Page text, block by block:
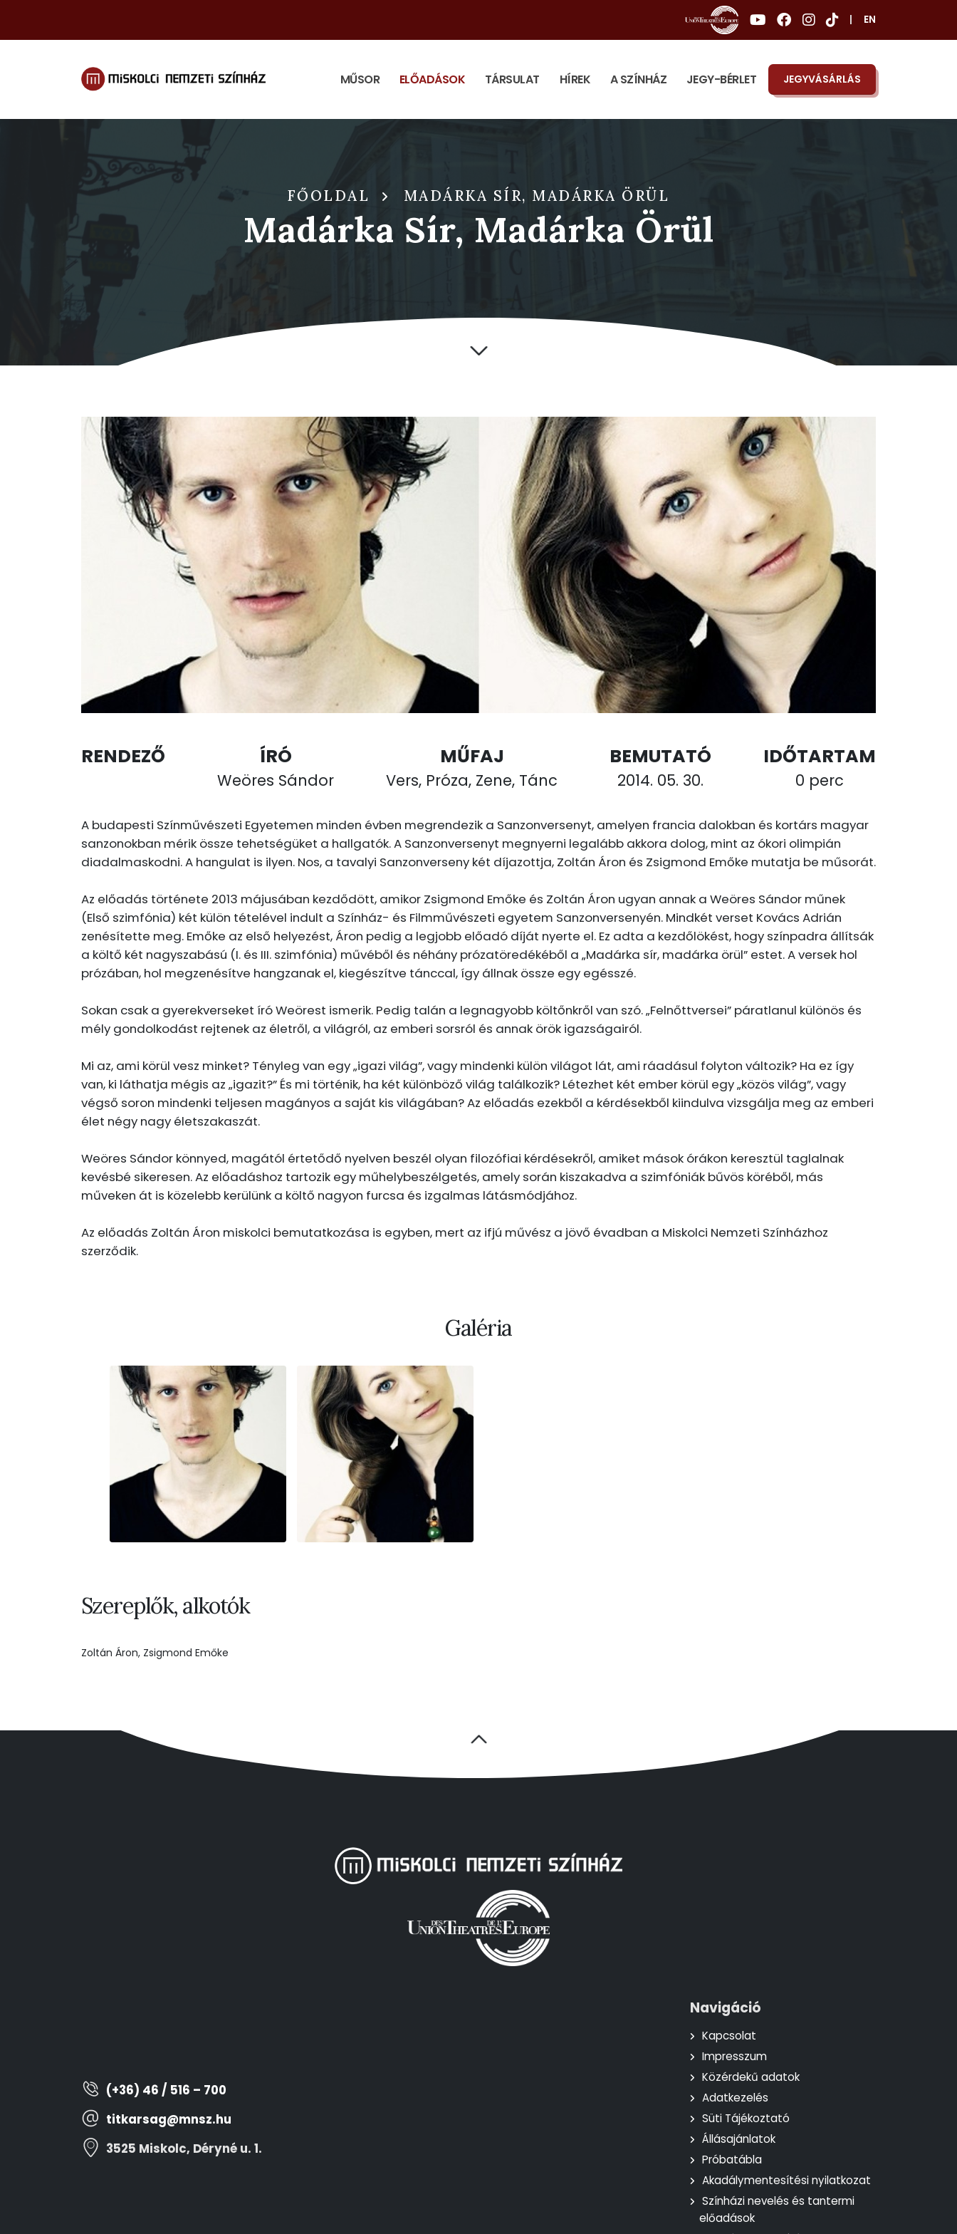
EN
MŰSOR ELŐADÁSOK TÁRSULAT HÍREK A SZÍNHÁZ JEGY-BÉRLET JEGYVÁSÁRLÁS
FŐOLDAL MADÁRKA SÍR, MADÁRKA ÖRÜL
Madárka Sír, Madárka Örül
RENDEZŐ ÍRÓ
Weöres Sándor
MŰFAJ
Vers, Próza, Zene, Tánc
BEMUTATÓ
2014. 05. 30.
IDŐTARTAM
0 perc
A budapesti Színművészeti Egyetemen minden évben megrendezik a Sanzonversenyt, amelyen francia dalokban és kortárs magyar
sanzonokban mérik össze tehetségüket a hallgatók. A Sanzonversenyt megnyerni legalább akkora dolog, mint az ókori olimpián
diadalmaskodni. A hangulat is ilyen. Nos, a tavalyi Sanzonverseny két díjazottja, Zoltán Áron és Zsigmond Emőke mutatja be műsorát.
Az előadás története 2013 májusában kezdődött, amikor Zsigmond Emőke és Zoltán Áron ugyan annak a Weöres Sándor műnek
(Első szimfónia) két külön tételével indult a Színház- és Filmművészeti egyetem Sanzonversenyén. Mindkét verset Kovács Adrián
zenésítette meg. Emőke az első helyezést, Áron pedig a legjobb előadó díját nyerte el. Ez adta a kezdőlökést, hogy színpadra állítsák
a költő két nagyszabású (I. és III. szimfónia) művéből és néhány prózatöredékéből a „Madárka sír, madárka örül” estet. A versek hol
prózában, hol megzenésítve hangzanak el, kiegészítve tánccal, így állnak össze egy egésszé.
Sokan csak a gyerekverseket író Weörest ismerik. Pedig talán a legnagyobb költőnkről van szó. „Felnőttversei” páratlanul különös és
mély gondolkodást rejtenek az életről, a világról, az emberi sorsról és annak örök igazságairól.
Mi az, ami körül vesz minket? Tényleg van egy „igazi világ”, vagy mindenki külön világot lát, ami ráadásul folyton változik? Ha ez így
van, ki láthatja mégis az „igazit?” És mi történik, ha két különböző világ találkozik? Létezhet két ember körül egy „közös világ”, vagy
végső soron mindenki teljesen magányos a saját kis világában? Az előadás ezekből a kérdésekből kiindulva vizsgálja meg az emberi
élet négy nagy életszakaszát.
Weöres Sándor könnyed, magától értetődő nyelven beszél olyan filozófiai kérdésekről, amiket mások órákon keresztül taglalnak
kevésbé sikeresen. Az előadáshoz tartozik egy műhelybeszélgetés, amely során kiszakadva a szimfóniák bűvös köréből, más
műveken át is közelebb kerülünk a költő nagyon furcsa és izgalmas látásmódjához.
Az előadás Zoltán Áron miskolci bemutatkozása is egyben, mert az ifjú művész a jövő évadban a Miskolci Nemzeti Színházhoz
szerződik.
Galéria
Szereplők, alkotók
Zoltán Áron, Zsigmond Emőke
(+36) 46 / 516 – 700
titkarsag@mnsz.hu
3525 Miskolc, Déryné u. 1.
Navigáció
Kapcsolat
Impresszum
Közérdekű adatok
Adatkezelés
Süti Tájékoztató
Állásajánlatok
Próbatábla
Akadálymentesítési nyilatkozat
Színházi nevelés és tantermi
előadások